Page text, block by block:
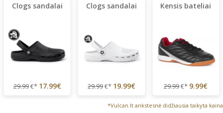
Clogs sandalai
29.99€* 17.99€
Clogs sandalai
29.99€* 19.99€
Kensis bateliai
29.99€* 9.99€
*Vulcan.lt ankstesnė didžiausia taikyta kaina